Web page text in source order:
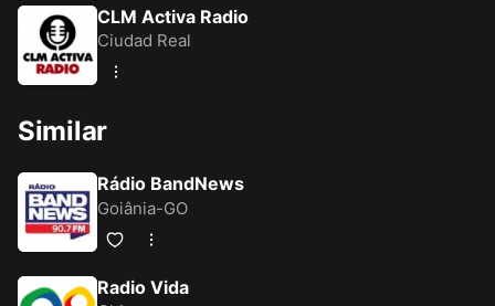
CLM Activa Radio
Ciudad Real
Similar
Rádio BandNews
Goiânia-GO
Radio Vida